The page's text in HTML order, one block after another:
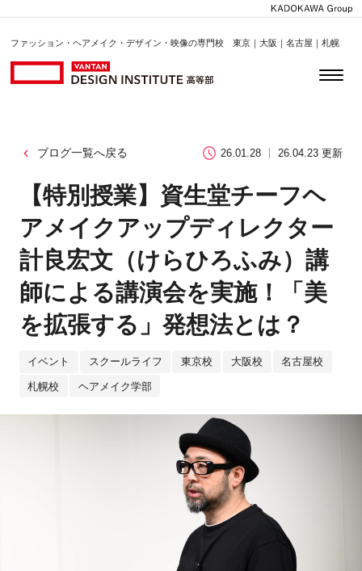
ファッション・ヘアメイク・デザイン・映像の専門校 東京｜大阪｜名古屋｜札幌
ブログ一覧へ戻る 26.01.28 26.04.23 更新
【特別授業】資生堂チーフヘ
アメイクアップディレクター
計良宏文（けらひろふみ）講
師による講演会を実施！「美
を拡張する」発想法とは？
イベント スクールライフ 東京校 大阪校 名古屋校
札幌校 ヘアメイク学部